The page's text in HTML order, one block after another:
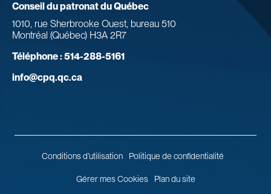
Conseil du patronat du Québec
1010, rue Sherbrooke Ouest, bureau 510
Montréal (Québec) H3A 2R7
Téléphone :514-288-5161
info@cpq.qc.ca
Conditions d’utilisation Politique de confidentialité
Gérer mes Cookies Plan du site